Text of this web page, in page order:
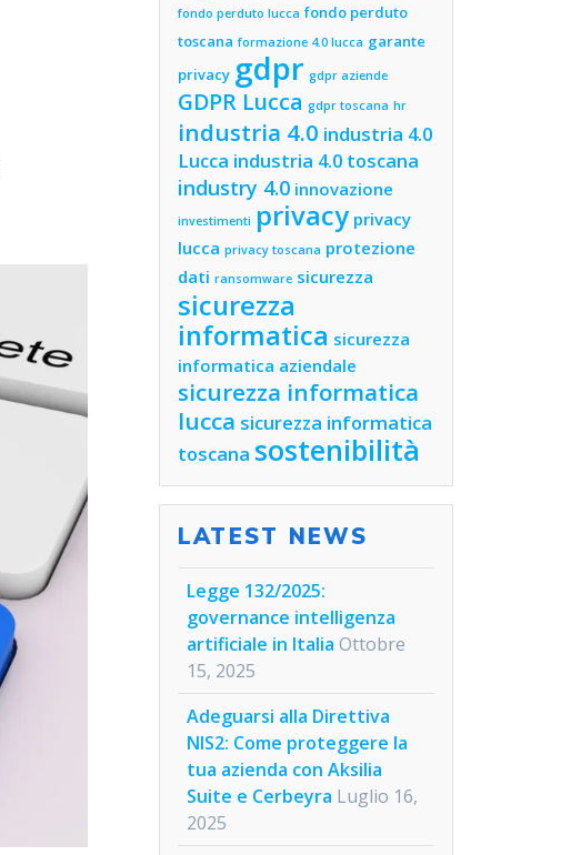
fondo perduto lucca fondo perduto
toscana formazione 4.0 lucca garante
privacy gdpr gdpr aziende
GDPR Lucca gdpr toscana hr
industria 4.0 industria 4.0
Lucca industria 4.0 toscana
industry 4.0 innovazione
investimenti privacy privacy
lucca privacy toscana protezione
dati ransomware sicurezza
sicurezza
informatica sicurezza
informatica aziendale
sicurezza informatica
lucca sicurezza informatica
toscana sostenibilità
LATEST NEWS
Legge 132/2025:
governance intelligenza
artificiale in Italia Ottobre
15, 2025
Adeguarsi alla Direttiva
NIS2: Come proteggere la
tua azienda con Aksilia
Suite e Cerbeyra Luglio 16,
2025